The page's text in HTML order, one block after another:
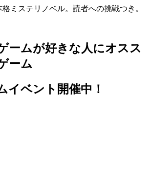
ミステリノベル。読者への挑戦つき。
ームが好きな人にオスス
ーム
イベント開催中！